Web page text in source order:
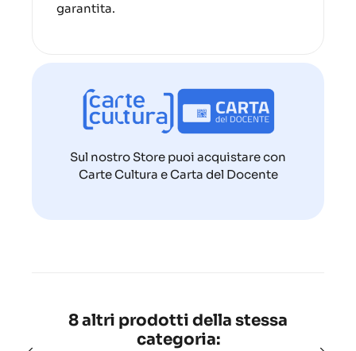
garantita.
Sul nostro Store puoi acquistare con
Carte Cultura e Carta del Docente
8 altri prodotti della stessa
categoria: